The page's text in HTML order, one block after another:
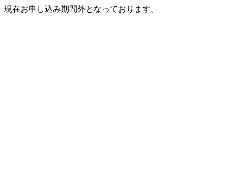
現在お申し込み期間外となっております。